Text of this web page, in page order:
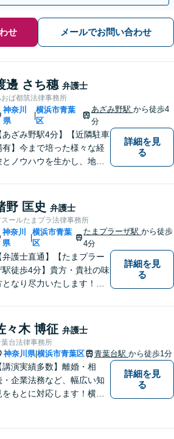
せ メールでお問い合わせ
邊 さち穗 弁護士
おば都筑法律事務所
神奈川
県
横浜市青葉
区
あざみ野駅 から徒歩4
分
あざみ野駅4分】【近隣駐車
有】今まで培った様々な経
とノウハウを生かし、地域
な最善の結論を共に目指し
問題解決を図る所存です。
律上の問題に巻き込まれた
は、お一人で悩まずにお気
にご相談ください。
詳細を見
る
野 匡史 弁護士
スールたまプラ法律事務所
神奈川
県
|
横浜市青葉
区
たまプラーザ駅から徒歩
4分
弁護士直通】【たまプラー
駅徒歩4分】貴方・貴社の味
となり尽力いたします！当
のでまずはお気軽にご相談
ださい。
詳細を見
る
々木 博征 弁護士
台法律事務所
神奈川県|横浜市青葉区 青葉台駅 から徒歩1分
講演実績多数】離婚・相
・企業法務など、幅広い知
をもとに対応します！横
詳細を見
る